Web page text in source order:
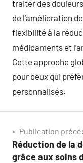
traiter des
de l’amélioration
flexibilité à la
médicaments et
Cette approche
pour ceux qui
personnalisés.
Navigation
de
Publication
Réduction de la
grâce aux soins